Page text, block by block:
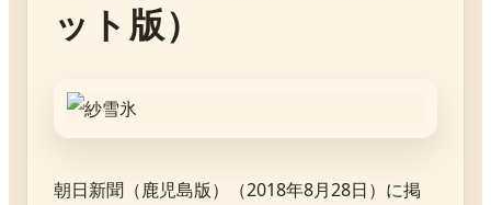
ット版）
朝日新聞（鹿児島版）（2018年8月28日）に掲